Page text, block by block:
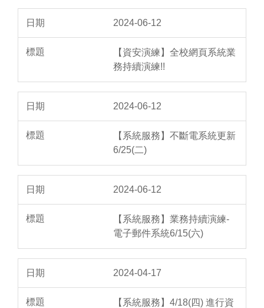
2024-06-12
【資安演練】全校網頁系統業
務持續演練!!
2024-06-12
【系統服務】不斷電系統更新
6/25(二)
2024-06-12
【系統服務】業務持續演練-
電子郵件系統6/15(六)
2024-04-17
【系統服務】4/18(四) 進行資